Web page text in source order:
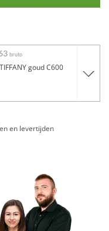
bruto
goud C600
en levertijden